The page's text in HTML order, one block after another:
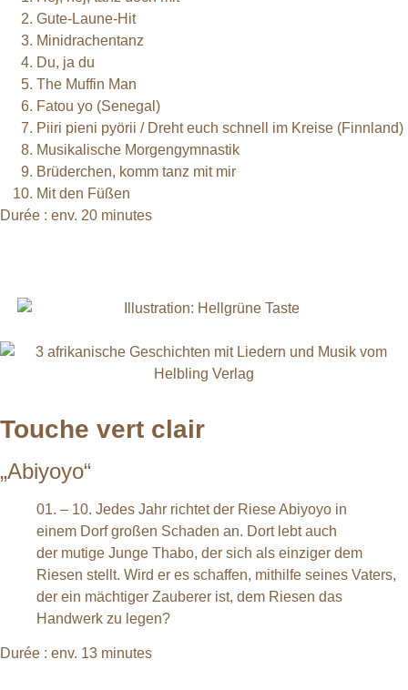
Gute-Laune-Hit
Minidrachentanz
Du, ja du
The Muffin Man
Fatou yo (Senegal)
Piiri pieni pyörii / Dreht euch schnell im Kreise (Finnland)
Musikalische Morgengymnastik
Brüderchen, komm tanz mit mir
Mit den Füßen
Durée : env. 20 minutes
Touche vert clair
„Abiyoyo“
01. – 10. Jedes Jahr richtet der Riese Abiyoyo in
einem Dorf großen Schaden an. Dort lebt auch
der mutige Junge Thabo, der sich als einziger dem
Riesen stellt. Wird er es schaffen, mithilfe seines Vaters,
der ein mächtiger Zauberer ist, dem Riesen das
Handwerk zu legen?
Durée : env. 13 minutes